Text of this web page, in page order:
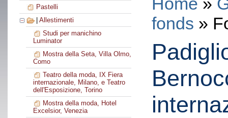
Pastelli
Allestimenti
Studi per manichino
Luminator
Mostra della Seta, Villa Olmo,
Como
Teatro della moda, IX Fiera
internazionale, Milano, e Teatro
dell'Esposizione, Torino
Mostra della moda, Hotel
Excelsior, Venezia
fonds »